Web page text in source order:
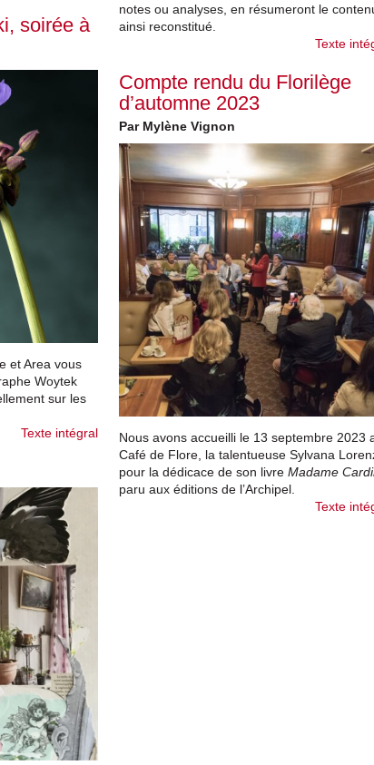
soirée à
et Area vous
Woytek
sur les
Texte intégral
notes ou analyses, en résumeront le
ainsi reconstitué.
Texte
Compte rendu du Florilège
d’automne 2023
Par Mylène Vignon
Nous avons accueilli le 13 septembre 2023
Café de Flore, la talentueuse Sylvana
pour la dédicace de son livre Madame
paru aux éditions de l’Archipel.
Texte